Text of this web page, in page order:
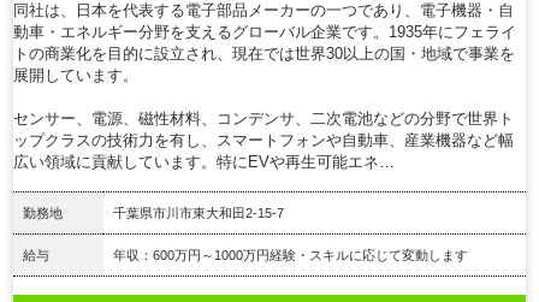
同社は、日本を代表する電子部品メーカーの一つであり、電子機器・自
動車・エネルギー分野を支えるグローバル企業です。1935年にフェライ
トの商業化を目的に設立され、現在では世界30以上の国・地域で事業を
展開しています。
センサー、電源、磁性材料、コンデンサ、二次電池などの分野で世界ト
ップクラスの技術力を有し、スマートフォンや自動車、産業機器など幅
広い領域に貢献しています。特にEVや再生可能エネ…
勤務地 千葉県市川市東大和田2-15-7
給与 年収：600万円～1000万円経験・スキルに応じて変動します